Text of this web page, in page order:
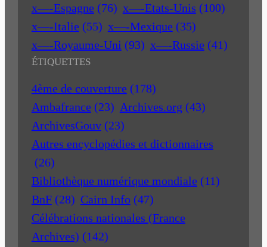
x—-Espagne (76) x—-Etats-Unis (100)
x—-Italie (55) x—-Mexique (35)
x—-Royaume-Uni (93) x—-Russie (41)
ÉTIQUETTES
4ème de couverture (178)
Ambafrance (23) Archives.org (43)
ArchivesGouv (23)
Autres encyclopédies et dictionnaires
(26)
Bibliothèque numérique mondiale (11)
BnF (28) Cairn Info (47)
Célébrations nationales (France
Archives) (142)